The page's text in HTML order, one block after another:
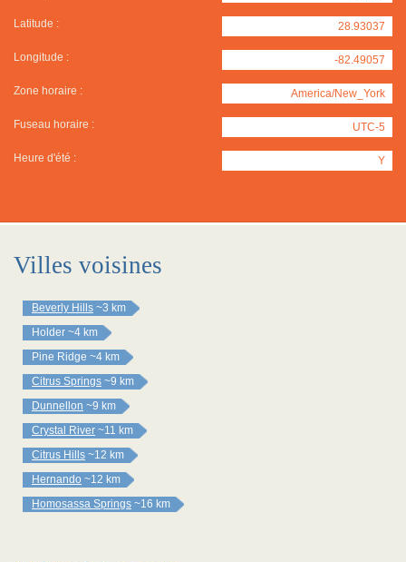
Latitude : 28.93037
Longitude : -82.49057
Zone horaire : America/New_York
Fuseau horaire : UTC-5
Heure d'été : Y
Villes voisines
Beverly Hills ~3 km
Holder ~4 km
Pine Ridge ~4 km
Citrus Springs ~9 km
Dunnellon ~9 km
Crystal River ~11 km
Citrus Hills ~12 km
Hernando ~12 km
Homosassa Springs ~16 km